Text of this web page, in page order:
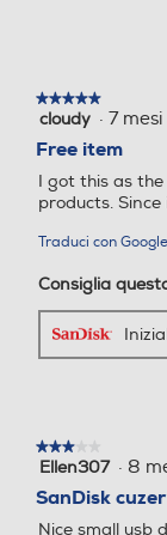
★★★★★
★★★★★
5
5
stelle.
cloudy · 7
Free item
I got this as
products.
Traduci con Google
Consiglia
★★★★★
★★★★★
3
5
stelle.
Ellen307 · 8
SanDisk cuzer
Nice small usb